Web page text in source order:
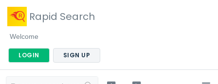
Rapid Search
Welcome
LOGIN SIGN UP